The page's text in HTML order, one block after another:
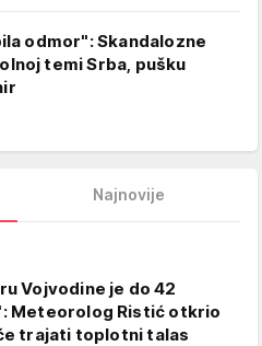
odmor": Skandalozne
temi Srba, pušku
Najnovije
Vojvodine je do 42
Meteorolog Ristić otkrio
trajati toplotni talas